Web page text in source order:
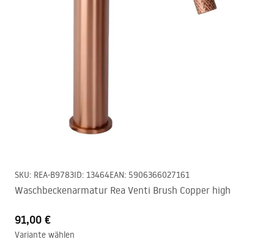
SKU: REA-B9783ID: 13464EAN: 5906366027161
Waschbeckenarmatur Rea Venti Brush Copper high
91,00 €
Variante wählen